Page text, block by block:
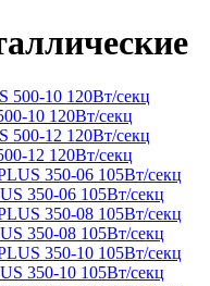
10 120Вт/секц
12 120Вт/секц
350-06 105Вт/секц
350-08 105Вт/секц
350-10 105Вт/секц